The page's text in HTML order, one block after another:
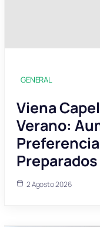
GENERAL
Viena
Verano:
Preparados
2 Agosto 2026